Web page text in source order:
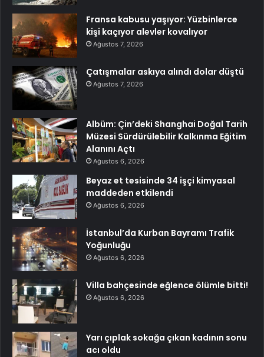
Fransa kabusu yaşıyor: Yüzbinlerce
kişi kaçıyor alevler kovalıyor
Ağustos 7, 2026
Çatışmalar askıya alındı dolar düştü
Ağustos 7, 2026
Albüm: Çin’deki Shanghai Doğal Tarih
Müzesi Sürdürülebilir Kalkınma Eğitim
Alanını Açtı
Ağustos 6, 2026
Beyaz et tesisinde 34 işçi kimyasal
maddeden etkilendi
Ağustos 6, 2026
İstanbul’da Kurban Bayramı Trafik
Yoğunluğu
Ağustos 6, 2026
Villa bahçesinde eğlence ölümle bitti!
Ağustos 6, 2026
Yarı çıplak sokağa çıkan kadının sonu
acı oldu